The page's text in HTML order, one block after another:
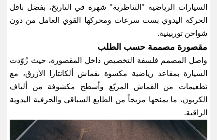
السيارات الرياضية "التناظرية" شهرة في التاريخ، بفضل ناقل
الحركة اليدوي بست سرعات ومحركها القوي العامل من دون
شواحن توربينية.
مقصورة مصممة حسب الطلب
واصل المصمم فلسفة التخصيص داخل المقصورة، حيث زُوّدت
السيارة بمقاعد رياضية مكسوة بقماش ألكانتارا الأزرق، مع
تطعيمات من القماش المربّع وأسطح مكشوفة من ألياف
الكربون، ما يمنحها مزيجاً من الطابع السباقي والحرفية اليدوية
الراقية.